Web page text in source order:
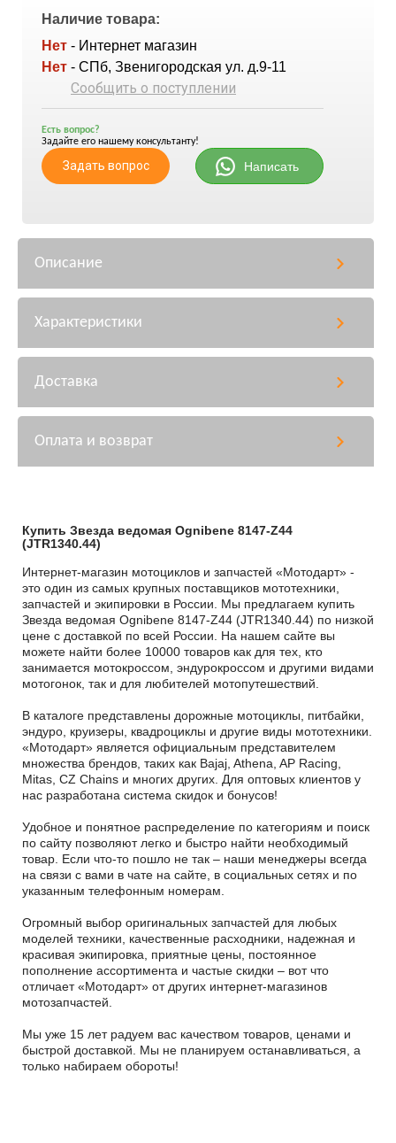
Наличие товара:
Нет - Интернет магазин
Нет - СПб, Звенигородская ул. д.9-11
Сообщить о поступлении
Есть вопрос?
Задайте его нашему консультанту!
Задать вопрос Написать
Описание
Характеристики
Доставка
Оплата и возврат
Купить Звезда ведомая Ognibene 8147-Z44
(JTR1340.44)
Интернет-магазин мотоциклов и запчастей «Мотодарт» -
это один из самых крупных поставщиков мототехники,
запчастей и экипировки в России. Мы предлагаем купить
Звезда ведомая Ognibene 8147-Z44 (JTR1340.44) по низкой
цене с доставкой по всей России. На нашем сайте вы
можете найти более 10000 товаров как для тех, кто
занимается мотокроссом, эндурокроссом и другими видами
мотогонок, так и для любителей мотопутешествий.
В каталоге представлены дорожные мотоциклы, питбайки,
эндуро, круизеры, квадроциклы и другие виды мототехники.
«Мотодарт» является официальным представителем
множества брендов, таких как Bajaj, Athena, AP Racing,
Mitas, CZ Chains и многих других. Для оптовых клиентов у
нас разработана система скидок и бонусов!
Удобное и понятное распределение по категориям и поиск
по сайту позволяют легко и быстро найти необходимый
товар. Если что-то пошло не так – наши менеджеры всегда
на связи с вами в чате на сайте, в социальных сетях и по
указанным телефонным номерам.
Огромный выбор оригинальных запчастей для любых
моделей техники, качественные расходники, надежная и
красивая экипировка, приятные цены, постоянное
пополнение ассортимента и частые скидки – вот что
отличает «Мотодарт» от других интернет-магазинов
мотозапчастей.
Мы уже 15 лет радуем вас качеством товаров, ценами и
быстрой доставкой. Мы не планируем останавливаться, а
только набираем обороты!